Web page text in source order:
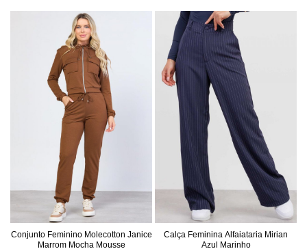
Conjunto Feminino Molecotton Janice
Marrom Mocha Mousse
Calça Feminina Alfaiataria Mirian
Azul Marinho